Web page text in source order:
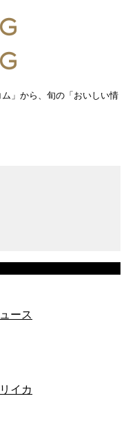
」から、旬の「おいしい情
ース
イカ